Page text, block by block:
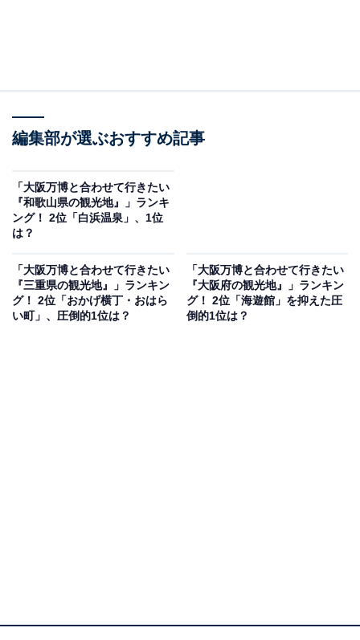
す。庭園も素晴らしく、四季折々の風情を楽しめます。
京都観光の定番スポットとして外せない場所です。
大阪万博会場の最寄り駅である夢洲駅から京都駅まで
は、JRと地下鉄を乗り継いで約1時間ほどです。京都駅
から金閣寺へはバスで約35〜45分、また車なら高速道路
を利用して約1時間30分ほどでアクセスできます。
回答者からは「今の時期は晴れている日が多いし、木の
編集部が選ぶおすすめ記事
「大阪万博と合わせて行きたい
『和歌山県の観光地』」ランキ
ング！ 2位「白浜温泉」、1位
は？
「大阪万博と合わせて行きたい
『三重県の観光地』」ランキン
グ！ 2位「おかげ横丁・おはら
い町」、圧倒的1位は？
「大阪万博と合わせて行きたい
『大阪府の観光地』」ランキン
グ！ 2位「海遊館」を抑えた圧
倒的1位は？